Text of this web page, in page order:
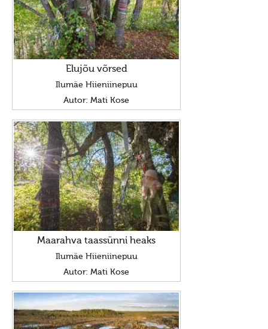
Hiite konverents
Dokumendid
Pöördumine looduslike pühapaikade kaitseks
Raamat "Looduslikud pühapaigad"
Mahu kihelkond
Kunda Hiiemägi
Panga panga hiis
Kose kihelkond
Haljala kihelkond
Ebavere kihelkond
Juelehtme kihelkond
Maardu hiis
Palukyla Hiiemägi
Hiie sõber
Uudised/press
Elujõu võrsed
Ilumäe Hiieniinepuu
Autor: Mati Kose
Maarahva taassünni heaks
Ilumäe Hiieniinepuu
Autor: Mati Kose